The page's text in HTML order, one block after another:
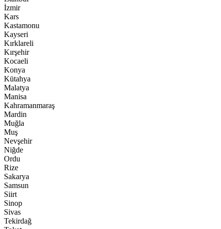
İzmir
Kars
Kastamonu
Kayseri
Kırklareli
Kırşehir
Kocaeli
Konya
Kütahya
Malatya
Manisa
Kahramanmaraş
Mardin
Muğla
Muş
Nevşehir
Niğde
Ordu
Rize
Sakarya
Samsun
Siirt
Sinop
Sivas
Tekirdağ